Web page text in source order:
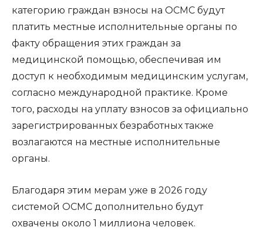
категорию граждан взносы на ОСМС будут
платить местные исполнительные органы по
факту обращения этих граждан за
медицинской помощью, обеспечивая им
доступ к необходимым медицинским услугам,
согласно международной практике. Кроме
того, расходы на уплату взносов за официально
зарегистрированных безработных также
возлагаются на местные исполнительные
органы.
Благодаря этим мерам уже в 2026 году
системой ОСМС дополнительно будут
охвачены около 1 миллиона человек.